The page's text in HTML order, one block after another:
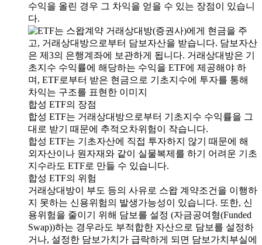
수익을 올린 경우 그 차익을 얻을 수 있는 장점이 있습니
다.
합성 ETF의 장점
합성 ETF는 거래상대방으로부터 기초지수 수익률을 그
대로 받기 때문에 추적오차위험이 작습니다.
합성 ETF는 기초자산에 직접 투자하지 않기 때문에 해
외자산이나 원자재와 같이 실물복제를 하기 어려운 기초
지수라도 ETF로 만들 수 있습니다.
합성 ETF의 위험
거래상대방이 부도 등의 사유로 스왑 계약조건을 이행하
지 못하는 신용위험의 발생가능성이 있습니다. 또한, 신
용위험을 줄이기 위해 담보를 설정 (자금공여형(Funded
Swap))하는 경우라도 부적합한 자산으로 담보를 설정하
거나, 설정한 담보가치가 급락하게 되면 담보가치부실에